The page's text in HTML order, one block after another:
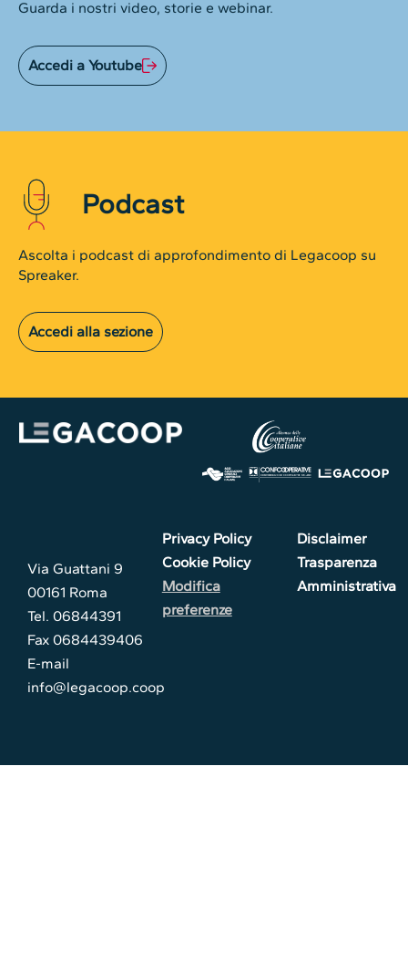
Guarda i nostri video, storie e webinar.
Accedi a Youtube
Podcast
Ascolta i podcast di approfondimento di Legacoop su
Spreaker.
Accedi alla sezione
Via Guattani 9
00161 Roma
Tel. 06844391
Fax 0684439406
E-mail
info@legacoop.coop
Privacy Policy
Cookie Policy
Modifica
preferenze
Disclaimer
Trasparenza
Amministrativa